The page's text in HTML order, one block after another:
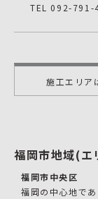
TEL 092-791-
施工エリア
福岡市地域(エ
福岡市中央区
福岡の中心地で